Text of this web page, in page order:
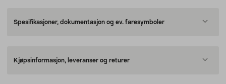
Spesifikasjoner, dokumentasjon og ev. faresymboler
Kjøpsinformasjon, leveranser og returer